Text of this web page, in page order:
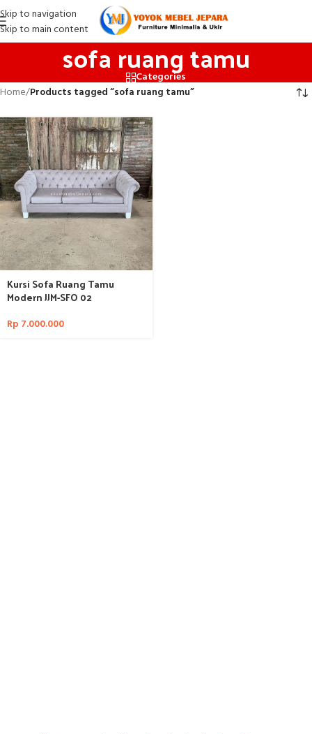
Skip to navigation
Skip to main content
sofa ruang tamu
Categories
Home/Products tagged “sofa ruang tamu”
Kursi Sofa Ruang Tamu
Modern JJM-SFO 02
Rp 7.000.000